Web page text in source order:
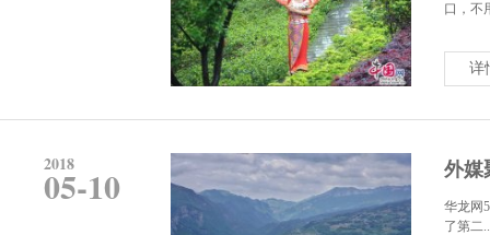
口，不
详
2018
05-10 外媒
华龙网
了第二